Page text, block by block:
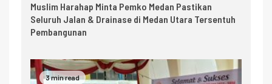
Muslim Harahap Minta Pemko Medan Pastikan
Seluruh Jalan & Drainase di Medan Utara Tersentuh
Pembangunan
3 min read